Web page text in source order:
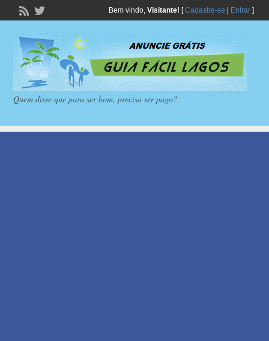
Bem vindo, Visitante! [Cadastre-se Entrar]
Quem disse que para ser bom, precisa ser pago?